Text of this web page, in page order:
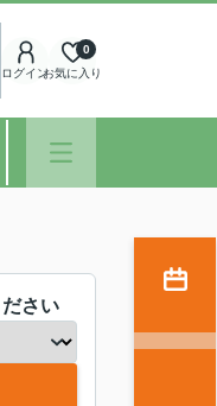
ログインお気に入り
0
さい